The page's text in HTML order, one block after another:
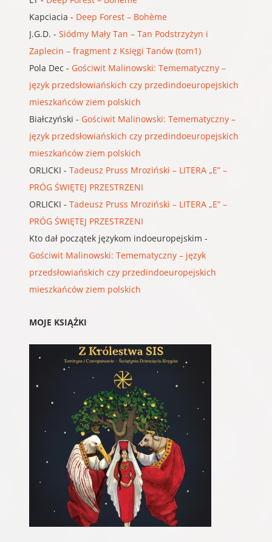
Kapciacia - Deep Forest – Bohème
J.G.D. - Siódmy Mały Tan – Tan Podstrzyżyn i
Zaplecin – fragment z Księgi Tanów (tom1)
Pola Dec - Gościwit Malinowski: Temematyczny –
język przedsłowiańskich czy przedindoeuropejskich
mieszkańców ziem polskich
Białczyński - Gościwit Malinowski: Temematyczny –
język przedsłowiańskich czy przedindoeuropejskich
mieszkańców ziem polskich
ORLICKI - Tadeusz Pruss Mroziński – LITERA „E” –
PRÓG ŚWIĘTEJ PRZESTRZENI
ORLICKI - Tadeusz Pruss Mroziński – LITERA „E” –
PRÓG ŚWIĘTEJ PRZESTRZENI
Kto dał początek językom indoeuropejskim -
Gościwit Malinowski: Temematyczny – język
przedsłowiańskich czy przedindoeuropejskich
mieszkańców ziem polskich
MOJE KSIĄŻKI